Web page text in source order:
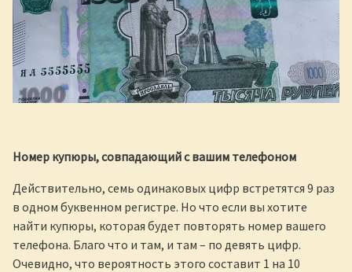
Номер купюры, совпадающий с вашим телефоном
Действительно, семь одинаковых цифр встретятся 9 раз
в одном буквенном регистре. Но что если вы хотите
найти купюры, которая будет повторять номер вашего
телефона. Благо что и там, и там – по девять цифр.
Очевидно, что вероятность этого составит 1 на 10